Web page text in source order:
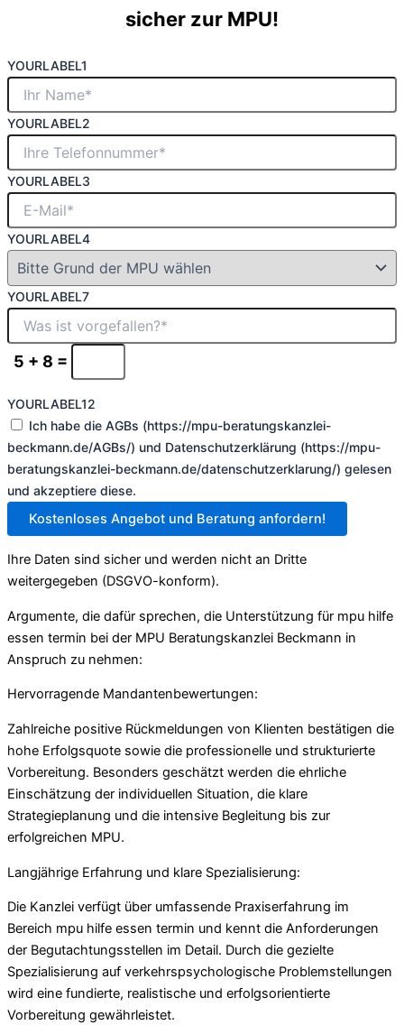
sicher zur MPU!
YOURLABEL1
YOURLABEL2
YOURLABEL3
YOURLABEL4
YOURLABEL7
5 + 8 =
YOURLABEL12
Ich habe die AGBs (https://mpu-beratungskanzlei-
beckmann.de/AGBs/) und Datenschutzerklärung (https://mpu-
beratungskanzlei-beckmann.de/datenschutzerklarung/) gelesen
und akzeptiere diese.
Kostenloses Angebot und Beratung anfordern!
Ihre Daten sind sicher und werden nicht an Dritte
weitergegeben (DSGVO-konform).
Argumente, die dafür sprechen, die Unterstützung für mpu hilfe
essen termin bei der MPU Beratungskanzlei Beckmann in
Anspruch zu nehmen:
Hervorragende Mandantenbewertungen:
Zahlreiche positive Rückmeldungen von Klienten bestätigen die
hohe Erfolgsquote sowie die professionelle und strukturierte
Vorbereitung. Besonders geschätzt werden die ehrliche
Einschätzung der individuellen Situation, die klare
Strategieplanung und die intensive Begleitung bis zur
erfolgreichen MPU.
Langjährige Erfahrung und klare Spezialisierung:
Die Kanzlei verfügt über umfassende Praxiserfahrung im
Bereich mpu hilfe essen termin und kennt die Anforderungen
der Begutachtungsstellen im Detail. Durch die gezielte
Spezialisierung auf verkehrspsychologische Problemstellungen
wird eine fundierte, realistische und erfolgsorientierte
Vorbereitung gewährleistet.